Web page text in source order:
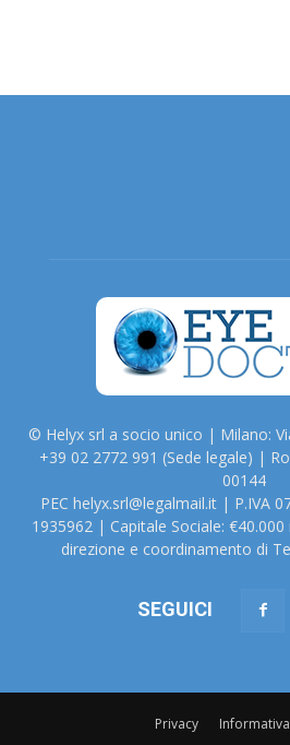
© Helyx srl a socio unico | Milano:
+39 02 2772 991 (Sede legale) |
00144
PEC helyx.srl@legalmail.it | P.IVA
1935962 | Capitale Sociale:
direzione e coordinamento di
SEGUICI
Privacy